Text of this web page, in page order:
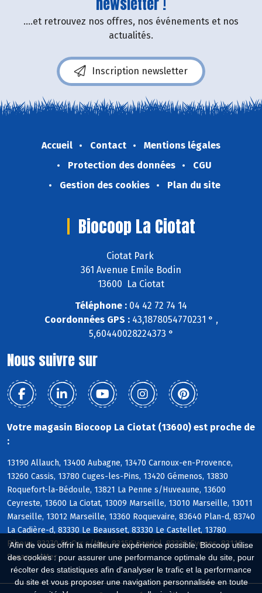
Afin de vous offrir la meilleure expérience possible, Biocoop utilise
des cookies : pour assurer une performance optimale du site, pour
récolter des statistiques afin d'analyser le trafic et la performance
du site et vous proposer une navigation personnalisée en toute
....et retrouvez nos offres, nos événements et nos
actualités.
Inscription newsletter
Accueil Contact
Mentions légales
Protection des données
CGU
Gestion des cookies
Plan du site
Biocoop La Ciotat
Ciotat Park
361 Avenue Emile Bodin
13600 La Ciotat
Téléphone : 04 42 72 74 14
Coordonnées GPS :43,1878054770231 ° ,
5,60440028224373 °
Nous suivre sur
Votre magasin Biocoop La Ciotat (13600) est proche de
:
13190 Allauch, 13400 Aubagne, 13470 Carnoux-en-Provence,
13260 Cassis, 13780 Cuges-les-Pins, 13420 Gémenos, 13830
Roquefort-la-Bédoule, 13821 La Penne s/Huveaune, 13600
Ceyreste, 13600 La Ciotat, 13009 Marseille, 13010 Marseille, 13011
Marseille, 13012 Marseille, 13360 Roquevaire, 83640 Plan-d, 83740
La Cadière-d, 83330 Le Beausset, 83330 Le Castellet, 13780
Riboux, 83270 St-Cyr s/Mer, 83150 Bandol, 83330 Evenos, 83110
Sanary s/Mer